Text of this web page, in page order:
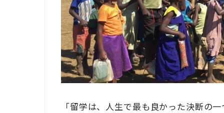
「留学は、人生で最も良かった決断の